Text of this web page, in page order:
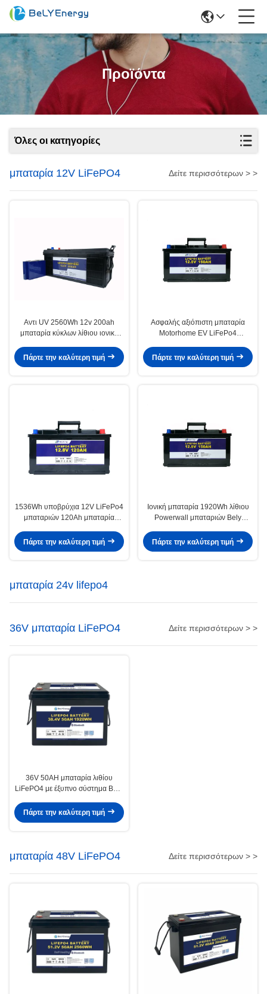
Προϊόντα
Όλες οι κατηγορίες
μπαταρία 12V LiFePO4 Δείτε περισσότερων > >
Αντι UV 2560Wh 12v 200ah
μπαταρία κύκλων λίθιου ιονική
Πάρτε την καλύτερη τιμή
Ασφαλής αξιόπιστη μπαταρία
Motorhome EV LiFePo4
Πάρτε την καλύτερη τιμή
1536Wh υποβρύχια 12V LiFePo4
μπαταριών 120Ah μπαταρία
Πάρτε την καλύτερη τιμή
Ιονική μπαταρία 1920Wh λίθιου
Powerwall μπαταριών Bely
Πάρτε την καλύτερη τιμή
μπαταρία 24v lifepo4
36V μπαταρία LiFePO4 Δείτε περισσότερων > >
36V 50AH μπαταρία λιθίου
LiFePO4 με έξυπνο σύστημα BMS
θάλασσα/στο πλοίο
Πάρτε την καλύτερη τιμή
μπαταρία 48V LiFePO4 Δείτε περισσότερων > >